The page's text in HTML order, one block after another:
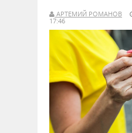
АРТЕМИЙ РОМАНОВ
17:46